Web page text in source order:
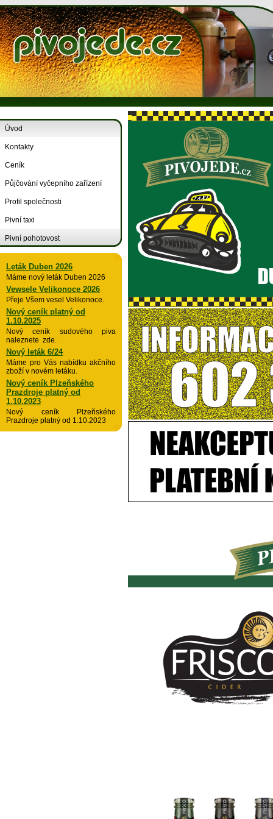
Úvod
Kontakty
Ceník
Půjčování vyčepního zařízení
Profil společnosti
Pivní taxi
Pivní pohotovost
Leták Duben 2026
Máme nový leták Duben 2026
Vewsele Velikonoce 2026
Přeje Všem vesel Velikonoce.
Nový ceník platný od
1.10.2025
Nový ceník sudového piva
naleznete zde.
Nový leták 6/24
Máme pro Vás nabídku akčního
zboží v novém letáku.
Nový ceník Plzeňského
Prazdroje platný od
1.10.2023
Nový ceník Plzeňského
Prazdroje platný od 1.10.2023